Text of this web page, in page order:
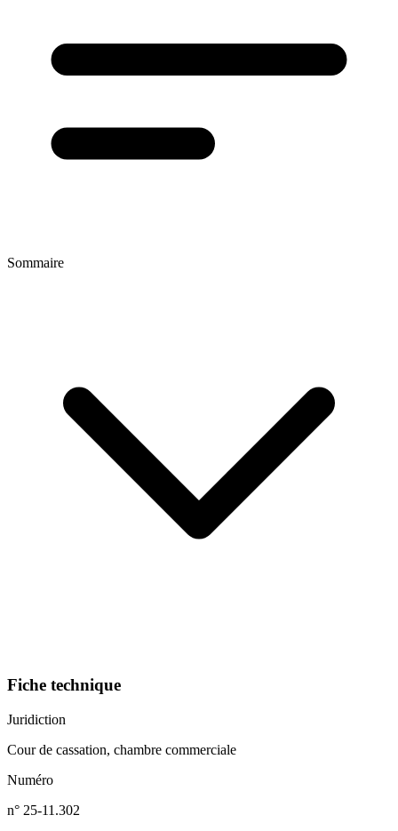
Sommaire
Fiche technique
Juridiction
Cour de cassation, chambre commerciale
Numéro
n° 25-11.302